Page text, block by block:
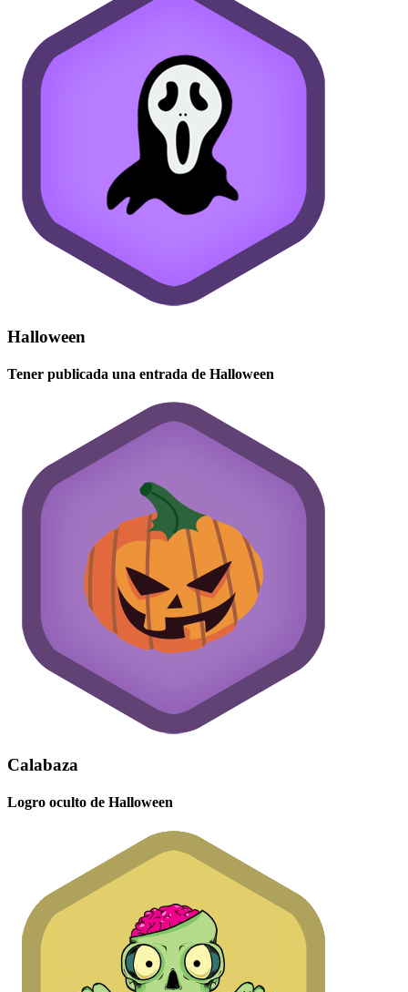
Halloween
Tener publicada una entrada de Halloween
Calabaza
Logro oculto de Halloween